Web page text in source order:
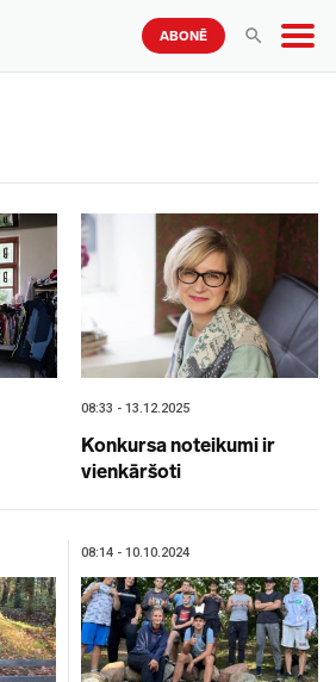
ABONĒ
08:33 - 13.12.2025
Konkursa noteikumi ir
vienkāršoti
08:14 - 10.10.2024